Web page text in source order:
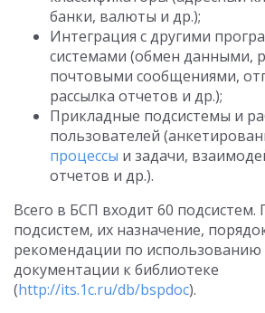
банки, валюты и др.);
Интеграция с другими
системами (обмен данными,
почтовыми сообщениями,
рассылка отчетов и др.);
Прикладные подсистемы и
пользователей
процессы и задачи,
отчетов и др.).
Всего в БСП входит 60 подсистем.
подсистем, их назначение,
рекомендации по
документации к библиотеке
(http://its.1c.ru/db/bspdoc).